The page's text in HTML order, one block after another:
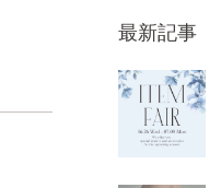
最新記事